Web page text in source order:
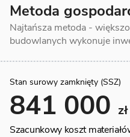
Metoda
Najtańsza metoda -
budowlanych wykonuje
Stan surowy zamknięty (SSZ)
841 000
Szacunkowy koszt